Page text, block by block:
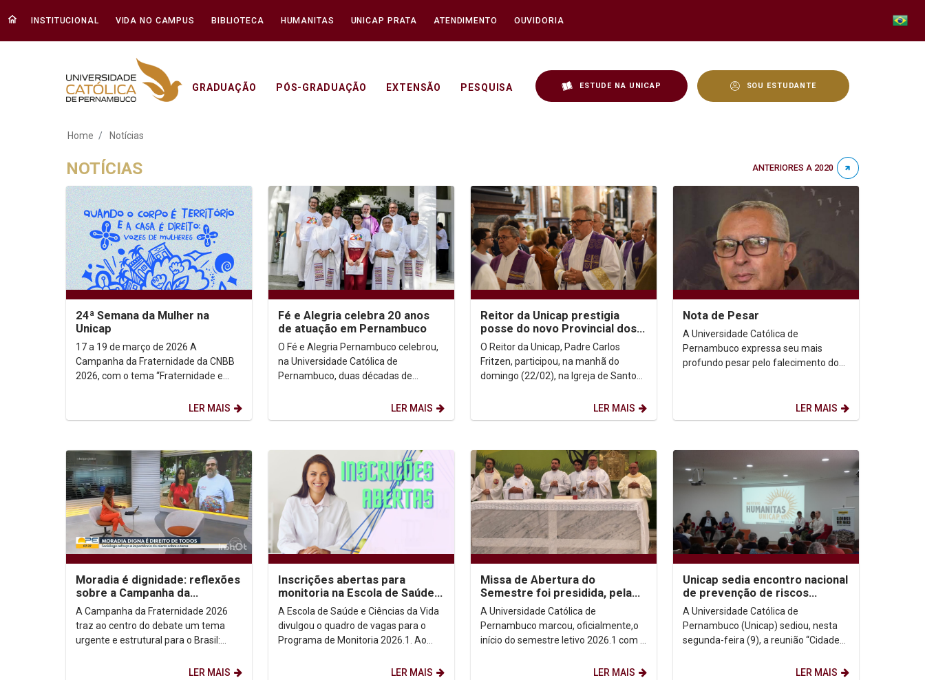
INSTITUCIONAL VIDA NO CAMPUS BIBLIOTECA HUMANITAS UNICAP PRATA ATENDIMENTO OUVIDORIA
GRADUAÇÃO PÓS-GRADUAÇÃO EXTENSÃO PESQUISA ESTUDE NA UNICAP SOU ESTUDANTE
Notícias - Unicap
Home Notícias
NOTÍCIAS ANTERIORES A 2020
24ª Semana da Mulher na
Unicap
17 a 19 de março de 2026 A
Campanha da Fraternidade da CNBB
2026, com o tema “Fraternidade e
LER MAIS
Fé e Alegria celebra 20 anos
de atuação em Pernambuco
O Fé e Alegria Pernambuco celebrou,
na Universidade Católica de
Pernambuco, duas décadas de
popular e à transformação social. A...
LER MAIS
Reitor da Unicap prestigia
posse do novo Provincial dos
Jesuítas no Rio de Janeiro
O Reitor da Unicap, Padre Carlos
Fritzen, participou, na manhã do
domingo (22/02), na Igreja de Santo
LER MAIS
Nota de Pesar
A Universidade Católica de
Pernambuco expressa seu mais
profundo pesar pelo falecimento do
LER MAIS
Moradia é dignidade: reflexões
sobre a Campanha da
Fraternidade 2026
A Campanha da Fraternidade 2026
traz ao centro do debate um tema
urgente e estrutural para o Brasil:
LER MAIS
Inscrições abertas para
monitoria na Escola de Saúde e
Ciências da Vida
A Escola de Saúde e Ciências da Vida
divulgou o quadro de vagas para o
Programa de Monitoria 2026.1. Ao
LER MAIS
Missa de Abertura do
Semestre foi presidida, pela
primeira vez, pelo novo Reitor,
Pe. Carlos Fritzen
A Universidade Católica de
Pernambuco marcou, oficialmente,o
início do semestre letivo 2026.1 com a
celebrada na tarde desta...LER MAIS
Unicap sedia encontro nacional
de prevenção de riscos
socioambientais
A Universidade Católica de
Pernambuco (Unicap) sediou, nesta
segunda-feira (9), a reunião “Cidade
comunidade”, atividade que...LER MAIS